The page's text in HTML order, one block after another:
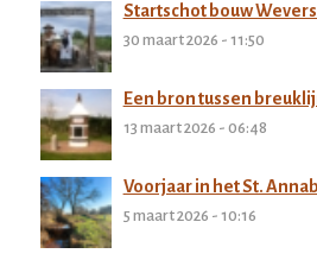
Startschot bouw
30 maart 2026 - 11:50
Een bron tussen
13 maart 2026 - 06:48
Voorjaar in het St.
5 maart 2026 - 10:16